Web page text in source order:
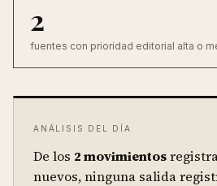
2
fuentes con prioridad editorial alta o
ANÁLISIS DEL DÍA
De los 2movimientos
nuevos, ninguna salida